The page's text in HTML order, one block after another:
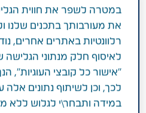
נכון עם התהליך
שהטיפול יינזק
תגיע אל המטפל
לוין, פסיכולוגים
מומלץ לעשות כדי
במטרה לשפר את חווית
את מעורבותך בתכנים שלנו
רלוונטיות באתרים אחרים,
לאיסוף חלק מנתוני
"אישור כל קובצי העוגיות",
לכך, וכן לשיתוף נתונים
במידה ותבחר\י לגלוש ללא